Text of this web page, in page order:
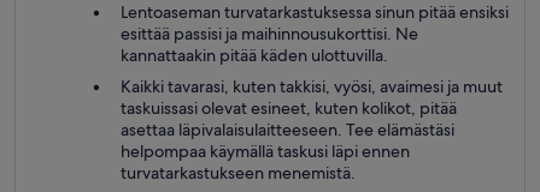
Lentoaseman turvatarkastuksessa sinun pitää ensiksi
esittää passisi ja maihinnousukorttisi. Ne
kannattaakin pitää käden ulottuvilla.
Kaikki tavarasi, kuten takkisi, vyösi, avaimesi ja muut
taskuissasi olevat esineet, kuten kolikot, pitää
asettaa läpivalaisulaitteeseen. Tee elämästäsi
helpompaa käymällä taskusi läpi ennen
turvatarkastukseen menemistä.